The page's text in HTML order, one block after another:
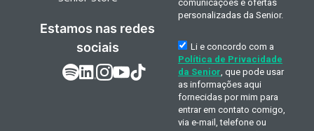
Estamos nas redes
sociais